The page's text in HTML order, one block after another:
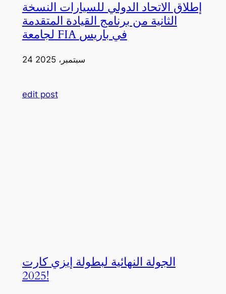
إطلاق الاتحاد الدولي للسيارات النسخة
الثانية من برنامج القيادة المتقدمة
لجامعة FIA في باريس
24 سبتمبر، 2025
edit post
الجولة النهائية لبطولة إيزي كارت
2025!